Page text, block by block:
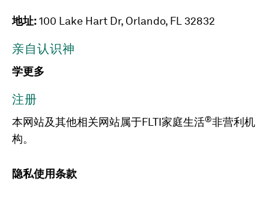
地址:100 Lake Hart Dr, Orlando, FL 32832
亲自认识神
学更多
注册
本网站及其他相关网站属于FLTI家庭生活®非营利机
构。
隐私使用条款